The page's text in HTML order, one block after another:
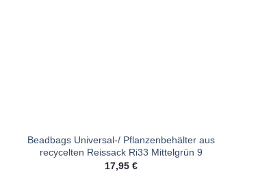
Beadbags Universal-/ Pflanzenbehälter aus
recycelten Reissack Ri33 Mittelgrün 9
17,95 €